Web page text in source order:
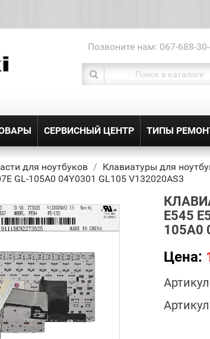
Позвоните нам: 067-688-
СЕРВИСНЫЙ ЦЕНТР ТИПЫ
для ноутбуков Клавиатуры для
GL-105A0 04Y0301 GL105 V132020AS3
E545
105A0
Цена: